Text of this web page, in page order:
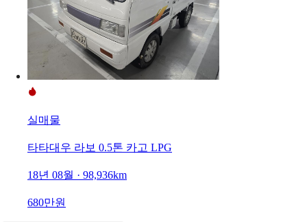
실매물
타타대우 라보 0.5톤 카고 LPG
18년 08월 · 98,936km
680만원